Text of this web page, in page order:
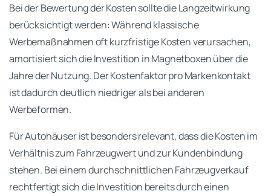
Bei der Bewertung der Kosten sollte die Langzeitwirkung
berücksichtigt werden: Während klassische
Werbemaßnahmen oft kurzfristige Kosten verursachen,
amortisiert sich die Investition in Magnetboxen über die
Jahre der Nutzung. Der Kostenfaktor pro Markenkontakt
ist dadurch deutlich niedriger als bei anderen
Werbeformen.
Für Autohäuser ist besonders relevant, dass die Kosten im
Verhältnis zum Fahrzeugwert und zur Kundenbindung
stehen. Bei einem durchschnittlichen Fahrzeugverkauf
rechtfertigt sich die Investition bereits durch einen